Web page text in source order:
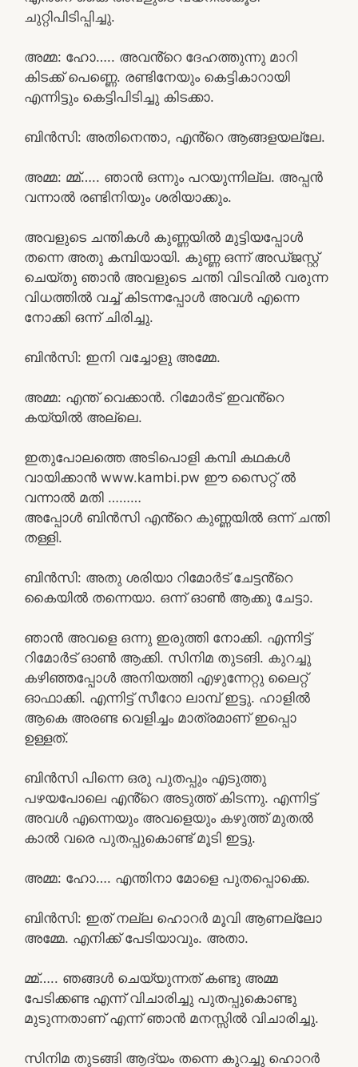
ചുറ്റിപിടിപ്പിച്ചു.
അമ്മ: ഹോ….. അവൻ്റെ ദേഹത്തുന്നു മാറി
കിടക്ക് പെണ്ണെ. രണ്ടിനേയും കെട്ടികാറായി
എന്നിട്ടും കെട്ടിപിടിച്ചു കിടക്കാ.
ബിൻസി: അതിനെന്താ, എൻ്റെ ആങ്ങളയല്ലേ.
അമ്മ: മ്മ്….. ഞാൻ ഒന്നും പറയുന്നില്ല. അപ്പൻ
വന്നാൽ രണ്ടിനിയും ശരിയാക്കും.
അവളുടെ ചന്തികൾ കുണ്ണയിൽ മുട്ടിയപ്പോൾ
തന്നെ അതു കമ്പിയായി. കുണ്ണ ഒന്ന് അഡ്ജസ്റ്റ്
ചെയ്തു ഞാൻ അവളുടെ ചന്തി വിടവിൽ വരുന്ന
വിധത്തിൽ വച്ച് കിടന്നപ്പോൾ അവൾ എന്നെ
നോക്കി ഒന്ന് ചിരിച്ചു.
ബിൻസി: ഇനി വച്ചോളു അമ്മേ.
അമ്മ: എന്ത് വെക്കാൻ. റിമോർട് ഇവൻ്റെ
കയ്യിൽ അല്ലെ.
ഇതുപോലത്തെ അടിപൊളി കമ്പി കഥകൾ
വായിക്കാൻ www.kambi.pw ഈ സൈറ്റ് ൽ
വന്നാൽ മതി ………
അപ്പോൾ ബിൻസി എൻ്റെ കുണ്ണയിൽ ഒന്ന് ചന്തി
തള്ളി.
ബിൻസി: അതു ശരിയാ റിമോർട് ചേട്ടൻ്റെ
കൈയിൽ തന്നെയാ. ഒന്ന് ഓൺ ആക്കു ചേട്ടാ.
ഞാൻ അവളെ ഒന്നു ഇരുത്തി നോക്കി. എന്നിട്ട്
റിമോർട് ഓൺ ആക്കി. സിനിമ തുടങി. കുറച്ചു
കഴിഞ്ഞപ്പോൾ അനിയത്തി എഴുന്നേറ്റു ലൈറ്റ്
ഓഫാക്കി. എന്നിട്ട് സീറോ ലാമ്പ് ഇട്ടു. ഹാളിൽ
ആകെ അരണ്ട വെളിച്ചം മാത്രമാണ് ഇപ്പൊ
ഉള്ളത്.
ബിൻസി പിന്നെ ഒരു പുതപ്പും എടുത്തു
പഴയപോലെ എൻ്റെ അടുത്ത് കിടന്നു. എന്നിട്ട്
അവൾ എന്നെയും അവളെയും കഴുത്ത് മുതൽ
കാൽ വരെ പുതപ്പുകൊണ്ട് മൂടി ഇട്ടു.
അമ്മ: ഹോ…. എന്തിനാ മോളെ പുതപ്പൊക്കെ.
ബിൻസി: ഇത് നല്ല ഹൊറർ മൂവി ആണല്ലോ
അമ്മേ. എനിക്ക് പേടിയാവും. അതാ.
മ്മ്….. ഞങ്ങൾ ചെയ്യുന്നത് കണ്ടു അമ്മ
പേടിക്കണ്ട എന്ന് വിചാരിച്ചു പുതപ്പുകൊണ്ടു
മുടുന്നതാണ് എന്ന് ഞാൻ മനസ്സിൽ വിചാരിച്ചു.
സിനിമ തുടങ്ങി ആദ്യം തന്നെ കുറച്ചു ഹൊറർ